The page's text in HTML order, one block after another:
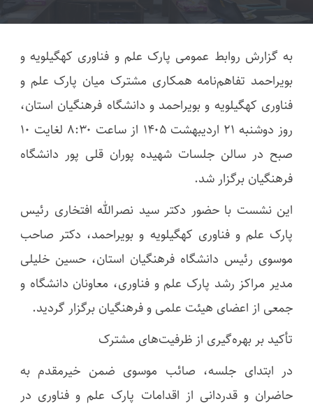
به گزارش روابط عمومی پارک علم و فناوری کهگیلویه و
بویراحمد تفاهم‌نامه همکاری مشترک میان پارک علم و
فناوری کهگیلویه و بویراحمد و دانشگاه فرهنگیان استان،
روز دوشنبه ۲۱ اردیبهشت ۱۴۰۵ از ساعت ۸:۳۰ لغایت ۱۰
صبح در سالن جلسات شهیده پوران قلی پور دانشگاه
فرهنگیان برگزار شد.
این نشست با حضور دکتر سید نصرالله افتخاری رئیس
پارک علم و فناوری کهگیلویه و بویراحمد، دکتر صاحب
موسوی رئیس دانشگاه فرهنگیان استان، حسین خلیلی
مدیر مراکز رشد پارک علم و فناوری، معاونان دانشگاه و
جمعی از اعضای هیئت علمی و فرهنگیان برگزار گردید.
تأکید بر بهره‌گیری از ظرفیت‌های مشترک
در ابتدای جلسه، صائب موسوی ضمن خیرمقدم به
حاضران و قدردانی از اقدامات پارک علم و فناوری در